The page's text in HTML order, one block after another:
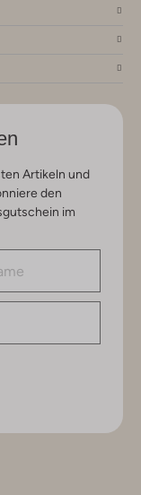
Artikeln und
den
im